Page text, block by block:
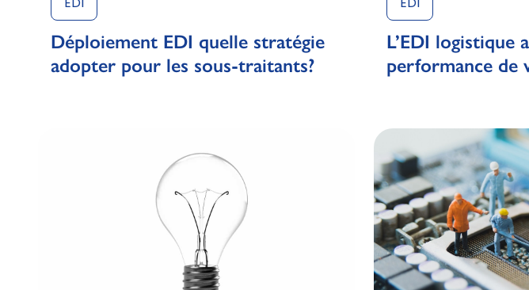
EDI
Déploiement EDI quelle stratégie
adopter pour les sous-traitants?
EDI
L’EDI logistique
performance de